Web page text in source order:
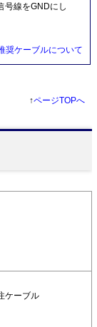
号線をGNDにし
奨ケーブルについて
↑ページTOPへ
ケーブル